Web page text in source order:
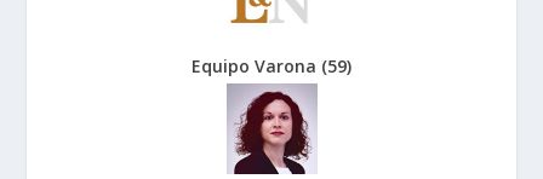
Equipo Varona (59)